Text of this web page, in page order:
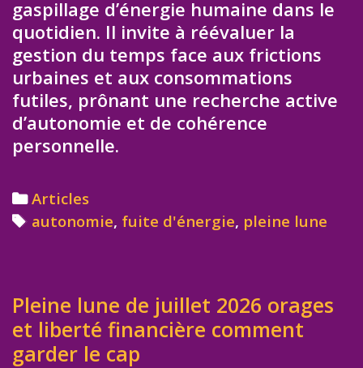
gaspillage d’énergie humaine dans le
quotidien. Il invite à réévaluer la
gestion du temps face aux frictions
urbaines et aux consommations
futiles, prônant une recherche active
d’autonomie et de cohérence
personnelle.
Categories
Articles
Tags
autonomie, fuite d'énergie, pleine lune
Pleine lune de juillet 2026 orages
et liberté financière comment
garder le cap